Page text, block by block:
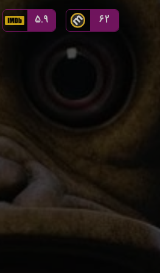
62
5.9